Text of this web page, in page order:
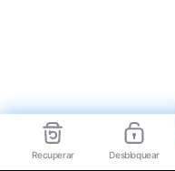
Recuperar Desbloquear